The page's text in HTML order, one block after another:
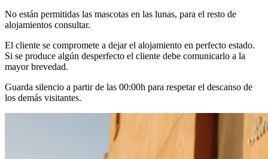
No están permitidas las mascotas en las lunas, para el resto de
alojamientos consultar.
El cliente se compromete a dejar el alojamiento en perfecto estado.
Si se produce algún desperfecto el cliente debe comunicarlo a la
mayor brevedad.
Guarda silencio a partir de las 00:00h para respetar el descanso de
los demás visitantes.